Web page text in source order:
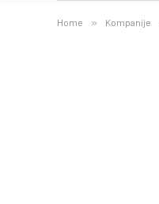
Home » Kompanije